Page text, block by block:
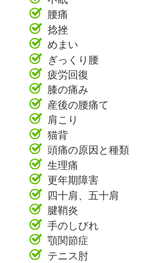
腰痛
捻挫
めまい
ぎっくり腰
疲労回復
膝の痛み
産後の腰痛て
肩こり
猫背
頭痛の原因と種類
生理痛
更年期障害
四十肩、五十肩
腱鞘炎
手のしびれ
顎関節症
テニス肘